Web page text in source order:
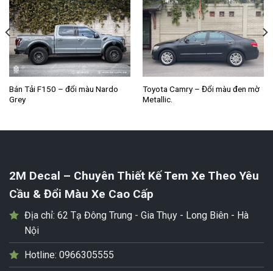
Bán Tải F150 – đổi màu Nardo
Grey
Toyota Camry – Đổi màu đen mờ
Metallic.
2M Decal – Chuyên Thiết Kế Tem Xe Theo Yêu
Cầu & Đổi Màu Xe Cao Cấp
Địa chỉ: 62 Tạ Đông Trung - Gia Thụy - Long Biên - Hà
Nội
Hotline: 0966305555